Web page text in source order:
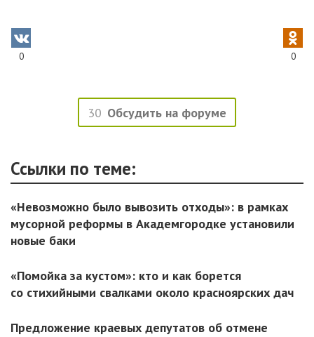
0 0
30 Обсудить на форуме
Ссылки по теме:
«Невозможно было вывозить отходы»: в рамках
мусорной реформы в Академгородке установили
новые баки
«Помойка за кустом»: кто и как борется
со стихийными свалками около красноярских дач
Предложение краевых депутатов об отмене